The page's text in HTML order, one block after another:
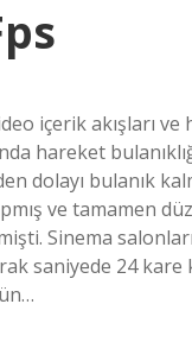
içerik akışları
hareket
dolayı bulanık
ve tamamen
Sinema
saniyede 24 kare